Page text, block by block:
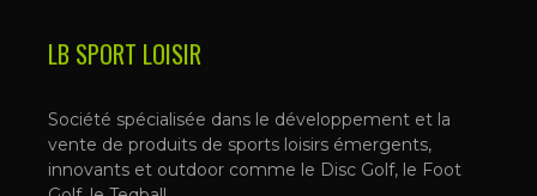
LB SPORT LOISIR
Société spécialisée dans le développement et la
vente de produits de sports loisirs émergents,
innovants et outdoor comme le Disc Golf, le Foot